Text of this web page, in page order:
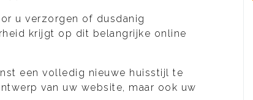
u verzorgen of dusdanig
krijgt op dit belangrijke online
een volledig nieuwe huisstijl te
van uw website, maar ook uw